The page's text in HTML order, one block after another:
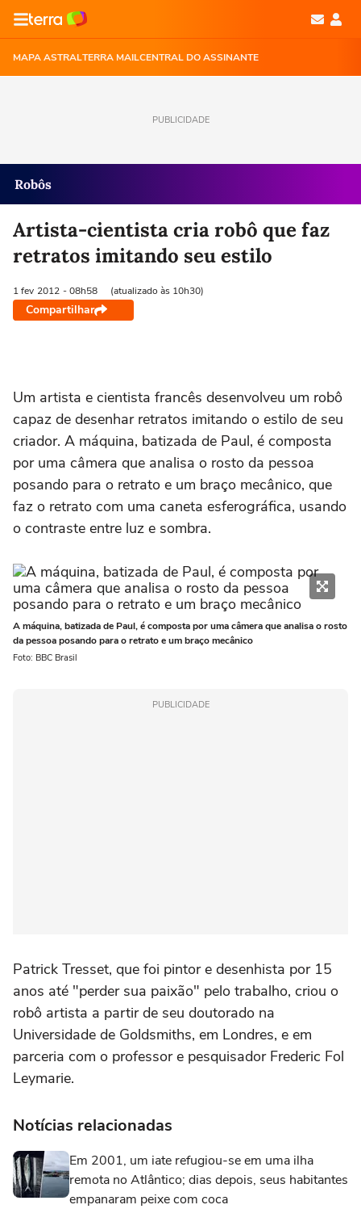
MAPA ASTRALTERRA MAILCENTRAL DO ASSINANTE
PUBLICIDADE
Robôs
Artista-cientista cria robô que faz
retratos imitando seu estilo
1 fev 2012 - 08h58 (atualizado às 10h30)
Compartilhar
Um artista e cientista francês desenvolveu um robô
capaz de desenhar retratos imitando o estilo de seu
criador. A máquina, batizada de Paul, é composta
por uma câmera que analisa o rosto da pessoa
posando para o retrato e um braço mecânico, que
faz o retrato com uma caneta esferográfica, usando
o contraste entre luz e sombra.
A máquina, batizada de Paul, é composta por uma câmera que analisa o rosto
da pessoa posando para o retrato e um braço mecânico
Foto: BBC Brasil
PUBLICIDADE
Patrick Tresset, que foi pintor e desenhista por 15
anos até "perder sua paixão" pelo trabalho, criou o
robô artista a partir de seu doutorado na
Universidade de Goldsmiths, em Londres, e em
parceria com o professor e pesquisador Frederic Fol
Leymarie.
Notícias relacionadas
Em 2001, um iate refugiou-se em uma ilha
remota no Atlântico; dias depois, seus habitantes
empanaram peixe com coca